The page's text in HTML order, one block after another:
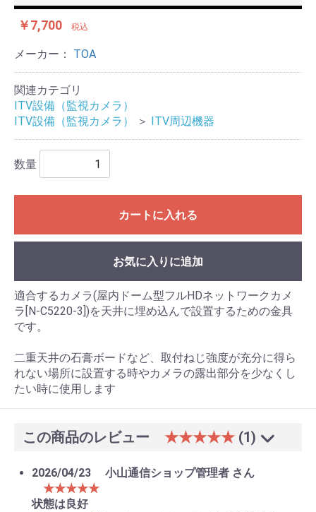
￥7,700 税込
メーカー： TOA
関連カテゴリ
ITV設備（監視カメラ）
ITV設備（監視カメラ）
＞ ITV周辺機器
数量
カートに入れる
お気に入りに追加
適合するカメラ(屋内ドーム型フルHDネットワークカメ
ラ[N-C5220-3])を天井に埋め込んで設置するための金具
です。
二重天井の石膏ボードなど、取付ねじ強度が充分に得ら
れない場所に設置する時やカメラの露出部分を少なくし
たい時に使用します
この商品のレビュー ★★★★★ (1)
2026/04/23
小山通信ショップ管理者 さん
★★★★★
状態は良好